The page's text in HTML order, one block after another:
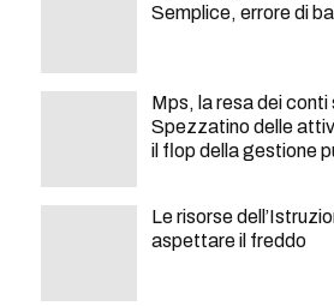
Semplice, errore di
Mps, la resa dei conti
Spezzatino delle
il flop della gestione
Le risorse
aspettare il freddo